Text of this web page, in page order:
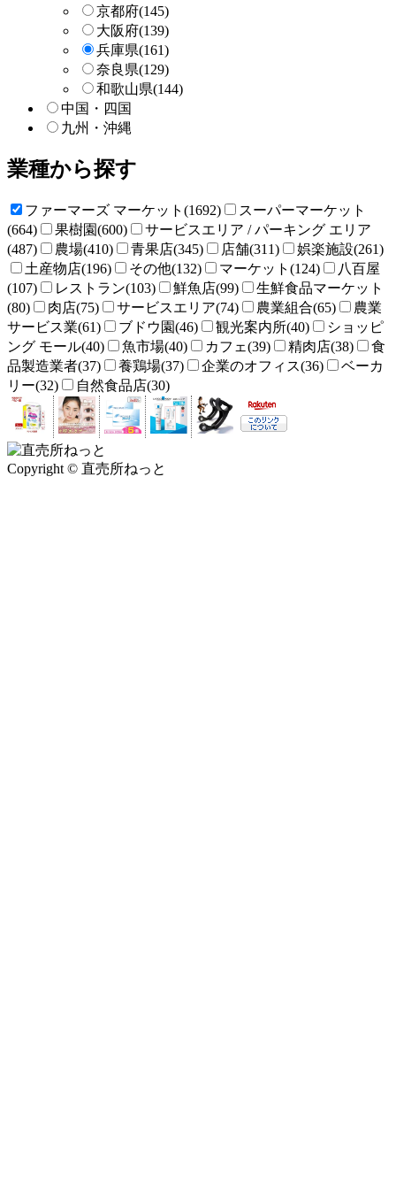
京都府(145)
大阪府(139)
兵庫県(161)
奈良県(129)
和歌山県(144)
中国・四国
九州・沖縄
業種から探す
ファーマーズ マーケット(1692)
スーパーマーケット
(664)
果樹園(600)
サービスエリア / パーキング エリア
(487)
農場(410) 青果店(345) 店舗(311)
娯楽施設(261)
土産物店(196)
その他(132) マーケット(124)
八百屋
(107)
レストラン(103) 鮮魚店(99)
生鮮食品マーケット
(80)
肉店(75) サービスエリア(74) 農業組合(65)
農業
サービス業(61)
ブドウ園(46) 観光案内所(40)
ショッピ
ング モール(40)
魚市場(40) カフェ(39) 精肉店(38)
食
品製造業者(37)
養鶏場(37) 企業のオフィス(36)
ベーカ
リー(32)
自然食品店(30)
Copyright © 直売所ねっと